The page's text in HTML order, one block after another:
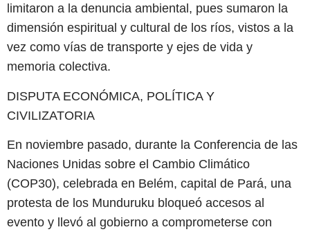
limitaron a la denuncia ambiental, pues sumaron la
dimensión espiritual y cultural de los ríos, vistos a la
vez como vías de transporte y ejes de vida y
memoria colectiva.
DISPUTA ECONÓMICA, POLÍTICA Y
CIVILIZATORIA
En noviembre pasado, durante la Conferencia de las
Naciones Unidas sobre el Cambio Climático
(COP30), celebrada en Belém, capital de Pará, una
protesta de los Munduruku bloqueó accesos al
evento y llevó al gobierno a comprometerse con